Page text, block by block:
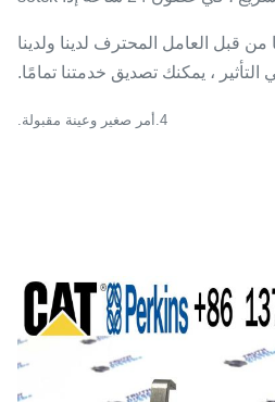
من قبل العامل المحترف لدينا ولدينا
التأثير ، يمكنك تصديق خدمتنا تمامًا.
4 .أمر صغير وعينة مقبولة.